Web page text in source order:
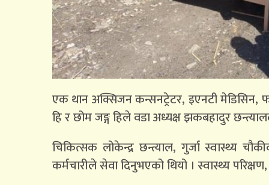
एक थान अक्सिजन कन्सनट्रेटर, इएनटी मेडिसिन,
हि र छोम जङ्ग हिले वडा अध्यक्ष झकबहादुर
चिकित्सक लोकेन्द्र छन्त्याल, गुर्जा स्वास्थ्य
कर्मचारीले सेवा दिनुभएको थियो । स्वास्थ्य